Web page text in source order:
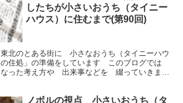
したちが小さいおうち（タイニー
ハウス）に住むまで(第90回)
北のとある街に 小さなおうち（タイニーハウ
住処」の準備をしています このブログでは
った考え方や 出来事などを 綴っていきま
ノボルの視点 小さいおうち（タ